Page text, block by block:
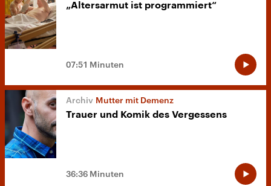
„Altersarmut ist programmiert“
07:51 Minuten
Mutter mit Demenz
Trauer und Komik des Vergessens
36:36 Minuten